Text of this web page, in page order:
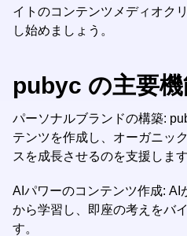
イトのコンテンツメディオク
し始めましょう。
pubyc の主要
パーソナルブランドの構築:
テンツを作成し、オーガニッ
スを成長させるのを支援します
AIパワーのコンテンツ作成: AI
から学習し、即座の考えをバ
す。